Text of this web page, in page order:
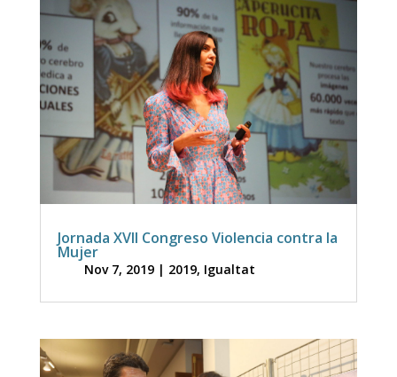
Jornada XVII Congreso Violencia contra la
Mujer
Nov 7, 2019| 2019, Igualtat